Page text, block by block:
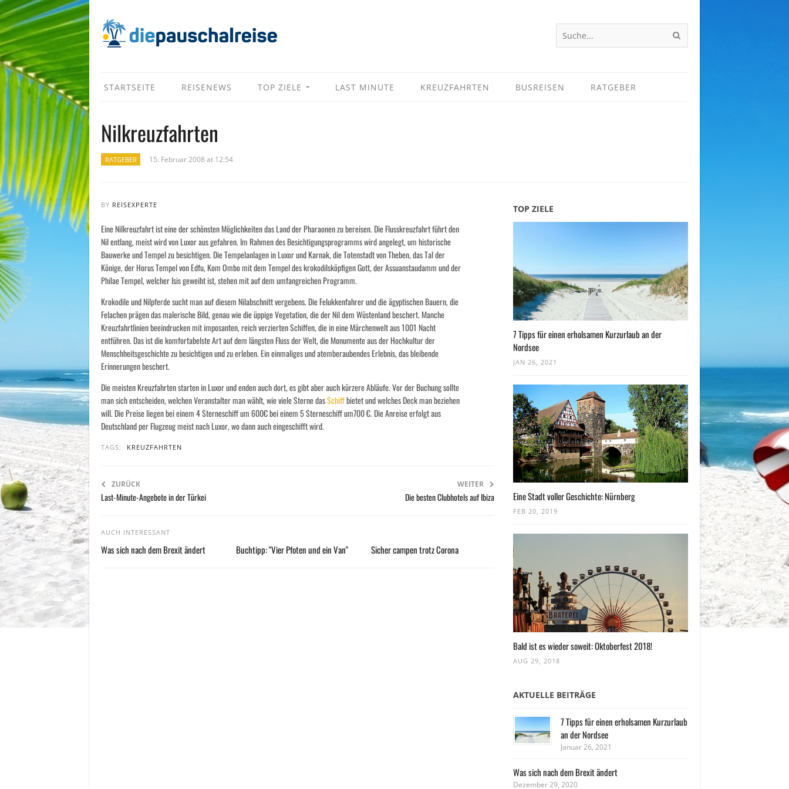
STARTSEITE REISENEWS TOP ZIELE LAST MINUTE KREUZFAHRTEN BUSREISEN RATGEBER
Nilkreuzfahrten
RATGEBER 15. Februar 2008 at 12:54
BY REISEXPERTE
Eine Nilkreuzfahrt ist eine der schönsten Möglichkeiten das Land der Pharaonen zu bereisen. Die Flusskreuzfahrt führt den
Nil entlang, meist wird von Luxor aus gefahren. Im Rahmen des Besichtigungsprogramms wird angelegt, um historische
Bauwerke und Tempel zu besichtigen. Die Tempelanlagen in Luxor und Karnak, die Totenstadt von Theben, das Tal der
Könige, der Horus Tempel von Edfu, Kom Ombo mit dem Tempel des krokodilsköpfigen Gott, der Assuanstaudamm und der
Philae Tempel, welcher Isis geweiht ist, stehen mit auf dem umfangreichen Programm.
Krokodile und Nilpferde sucht man auf diesem Nilabschnitt vergebens. Die Felukkenfahrer und die ägyptischen Bauern, die
Felachen prägen das malerische Bild, genau wie die üppige Vegetation, die der Nil dem Wüstenland beschert. Manche
Kreuzfahrtlinien beeindrucken mit imposanten, reich verzierten Schiffen, die in eine Märchenwelt aus 1001 Nacht
entführen. Das ist die komfortabelste Art auf dem längsten Fluss der Welt, die Monumente aus der Hochkultur der
Menschheitsgeschichte zu besichtigen und zu erleben. Ein einmaliges und atemberaubendes Erlebnis, das bleibende
Erinnerungen beschert.
Die meisten Kreuzfahrten starten in Luxor und enden auch dort, es gibt aber auch kürzere Abläufe. Vor der Buchung sollte
man sich entscheiden, welchen Veranstalter man wählt, wie viele Sterne dasSchiffbietet und welches Deck man beziehen
will. Die Preise liegen bei einem 4 Sterneschiff um 600€ bei einem 5 Sterneschiff um700 €. Die Anreise erfolgt aus
Deutschland per Flugzeug meist nach Luxor, wo dann auch eingeschifft wird.
TAGS: KREUZFAHRTEN
ZURÜCK
Last-Minute-Angebote in der Türkei
WEITER
Die besten Clubhotels auf Ibiza
AUCH INTERESSANT
Was sich nach dem Brexit ändert Buchtipp: "Vier Pfoten und ein Van" Sicher campen trotz Corona
TOP ZIELE
7 Tipps für einen erholsamen Kurzurlaub an der
Nordsee
JAN 26, 2021
Eine Stadt voller Geschichte: Nürnberg
FEB 20, 2019
Bald ist es wieder soweit: Oktoberfest 2018!
AUG 29, 2018
AKTUELLE BEITRÄGE
7 Tipps für einen erholsamen Kurzurlaub
an der Nordsee
Januar 26, 2021
Was sich nach dem Brexit ändert
Dezember 29, 2020